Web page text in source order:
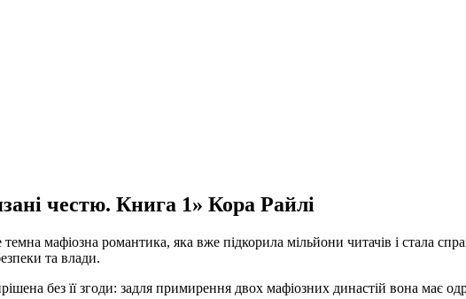
честю. Книга 1» Кора Райлі
мафіозна романтика, яка вже підкорила мільйони читачів і стала
та влади.
без її згоди: задля примирення двох мафіозних династій вона має